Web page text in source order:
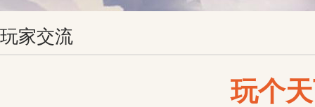
玩家交流
玩个